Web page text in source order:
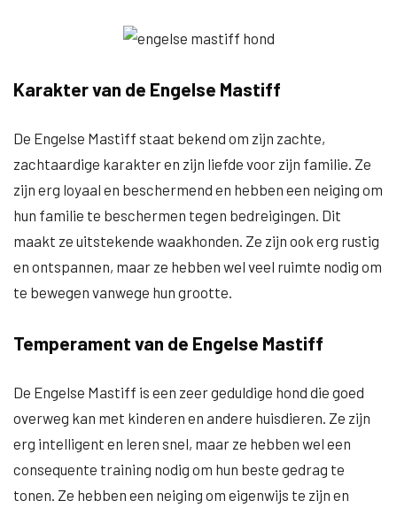
Karakter van de Engelse Mastiff
De Engelse Mastiff staat bekend om zijn zachte,
zachtaardige karakter en zijn liefde voor zijn familie. Ze
zijn erg loyaal en beschermend en hebben een neiging om
hun familie te beschermen tegen bedreigingen. Dit
maakt ze uitstekende waakhonden. Ze zijn ook erg rustig
en ontspannen, maar ze hebben wel veel ruimte nodig om
te bewegen vanwege hun grootte.
Temperament van de Engelse Mastiff
De Engelse Mastiff is een zeer geduldige hond die goed
overweg kan met kinderen en andere huisdieren. Ze zijn
erg intelligent en leren snel, maar ze hebben wel een
consequente training nodig om hun beste gedrag te
tonen. Ze hebben een neiging om eigenwijs te zijn en